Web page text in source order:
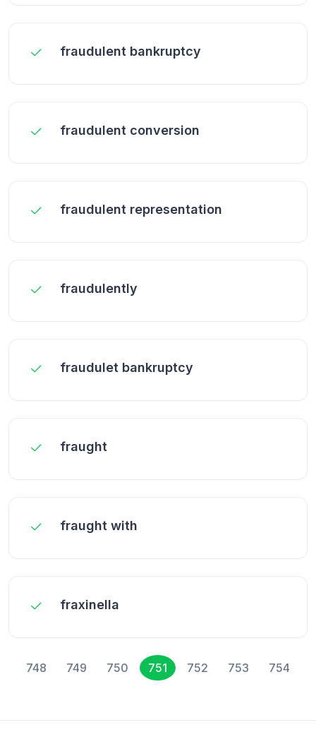
fraudulent bankruptcy
fraudulent conversion
fraudulent representation
fraudulently
fraudulet bankruptcy
fraught
fraught with
fraxinella
748 749 750 751 752 753 754